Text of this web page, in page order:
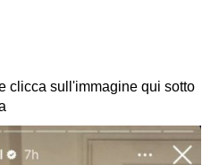
clicca sull'immagine qui sotto